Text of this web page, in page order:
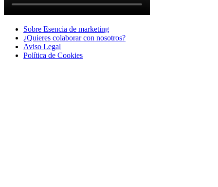
Sobre Esencia de marketing
¿Quieres colaborar con nosotros?
Aviso Legal
Polí­tica de Cookies